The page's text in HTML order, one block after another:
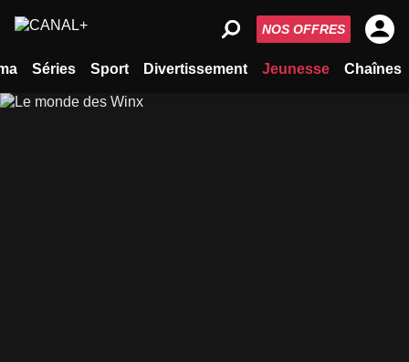
Séries Sport Divertissement Jeunesse Chaînes
NOS OFFRES